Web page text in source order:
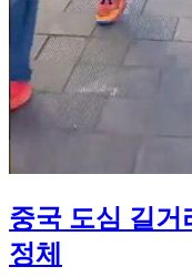
중국 도심 길거
정체